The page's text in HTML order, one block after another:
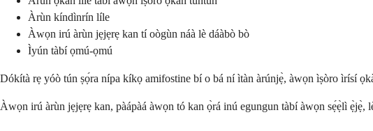
Àrùn kíndìnrín líle
Àwọn irú àrùn jẹjẹrẹ kan tí oògùn náà lè dáàbò bò
Ìyún tàbí ọmú-ọmú
Dókítà rẹ yóò tún ṣọ́ra nípa kíkọ amifostine bí o bá ní ìtàn àrúnjẹ̀, àwọn ìṣòro ìrísí
Àwọn irú àrùn jẹjẹrẹ kan, pàápàá àwọn tó kan ọ̀rá inú egungun tàbí àwọn sẹ́ẹ̀lì